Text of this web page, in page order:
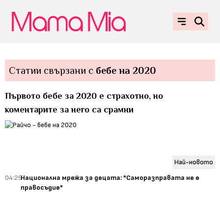
Статии свързани с бебе на 2020
Първото бебе за 2020 е страхотно, но
коментарите за него са срамни
Най-новото
04:29Национална мрежа за децата: "Саморазправата не е
правосъдие"